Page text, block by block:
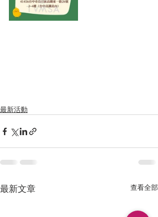
最新活動
最新文章 查看全部